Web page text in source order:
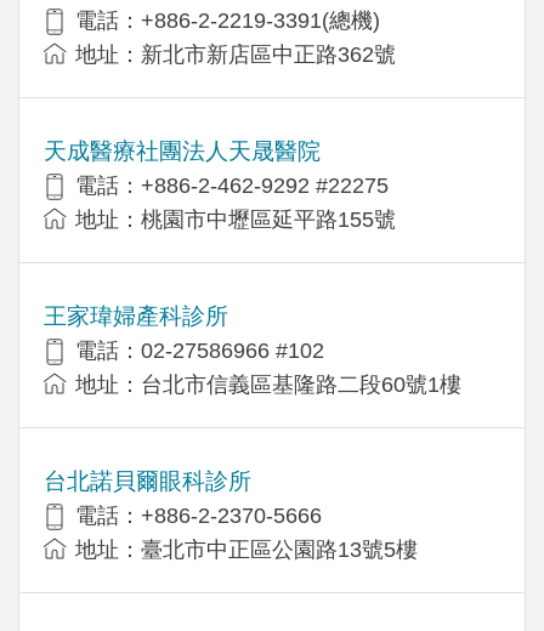
電話：+886-2-2219-3391(總機)
地址：新北市新店區中正路362號
天成醫療社團法人天晟醫院
電話：+886-2-462-9292 #22275
地址：桃園市中壢區延平路155號
王家瑋婦產科診所
電話：02-27586966 #102
地址：台北市信義區基隆路二段60號1樓
台北諾貝爾眼科診所
電話：+886-2-2370-5666
地址：臺北市中正區公園路13號5樓